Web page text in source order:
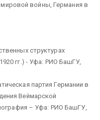
войны, Германия в
структурах
гг.) - Уфа: РИО БашГУ,
партия Германии в
Веймарской
– Уфа: РИО БашГУ,